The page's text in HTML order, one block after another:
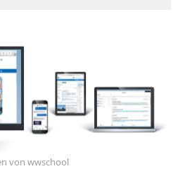
von wwschool